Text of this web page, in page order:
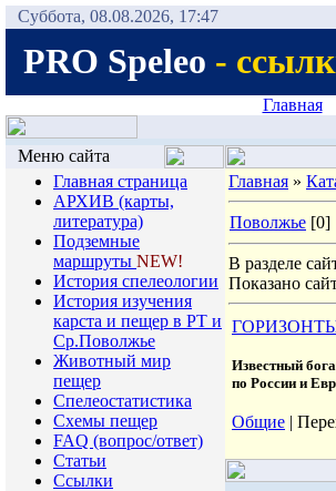
Суббота, 08.08.2026, 17:47
PRO Speleo -
Главная
Меню сайта
Главная страница
АРХИВ (карты,
литература)
Подземные
маршруты NEW!
История спелеологии
Иcтория изучения
карста и пещер в РТ и
Ср.Поволжье
Животный мир
пещер
Спелеостатистика
Схемы пещер
FAQ (вопрос/ответ)
Статьи
Ссылки
Главная »
Поволжье [0]
В разделе
Показано
Известный
по России и
Общие |